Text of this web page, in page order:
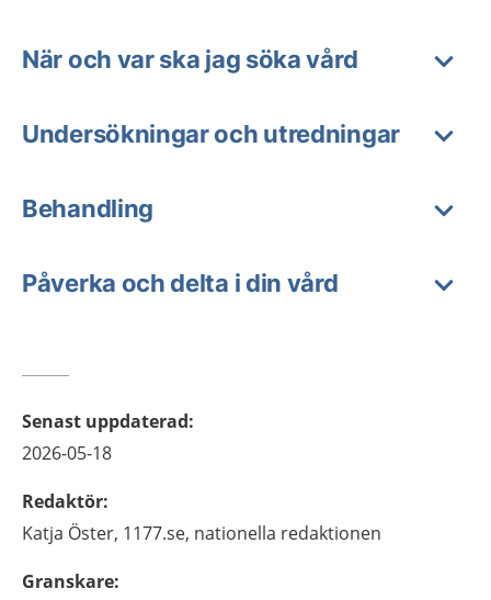
När och var ska jag söka vård
Undersökningar och utredningar
Behandling
Påverka och delta i din vård
Senast uppdaterad:
2026-05-18
Redaktör:
Katja Öster, 1177.se, nationella redaktionen
Granskare: